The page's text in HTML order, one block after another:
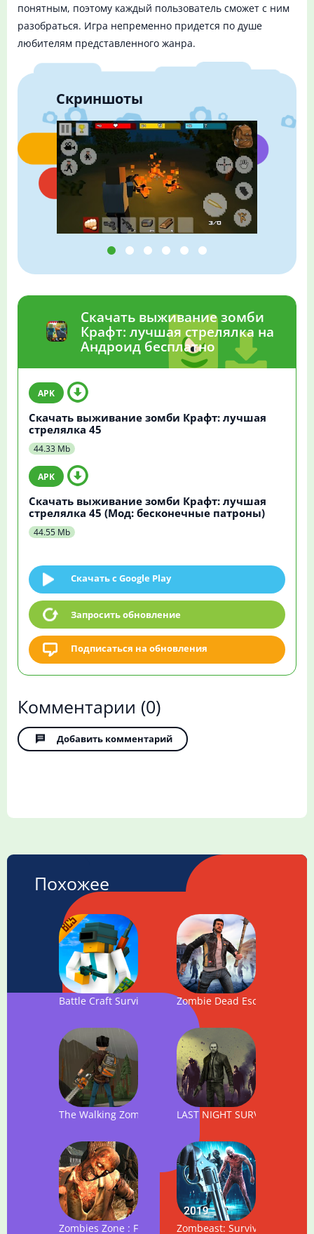
понятным, поэтому каждый пользователь сможет с ним
разобраться. Игра непременно придется по душе
любителям представленного жанра.
Скриншоты
Скачать выживание зомби
Крафт: лучшая стрелялка на
Андроид бесплатно
Скачать выживание зомби Крафт: лучшая
стрелялка 45
44.33 Mb
Скачать выживание зомби Крафт: лучшая
стрелялка 45 (Мод: бесконечные патроны)
44.55 Mb
Скачать c Google Play
Запросить обновление
Подписаться на обновления
Комментарии (0)
Добавить комментарий
Похожее
Battle Craft Survival Zombie Dead Escape
The Walking Zombie 2: Zombie shooter
LAST NIGHT
Zombies Zone : FPS Zombie Apocalypse Survival 3D
Zombeast: Survival Zombie